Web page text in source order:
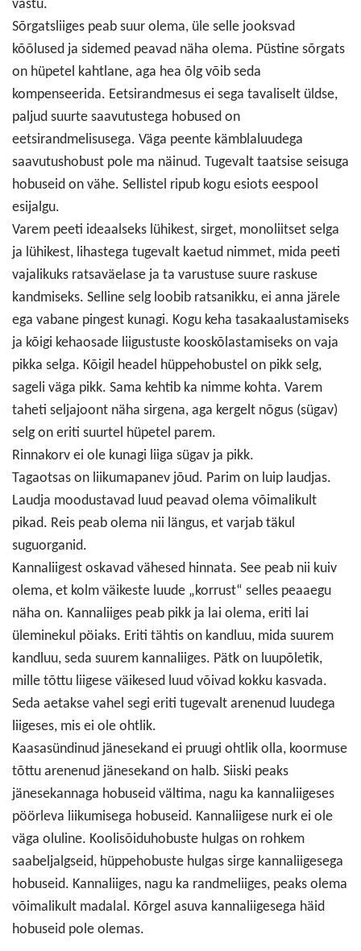
vastu.
Sõrgatsliiges peab suur olema, üle selle jooksvad
kõõlused ja sidemed peavad näha olema. Püstine sõrgats
on hüpetel kahtlane, aga hea õlg võib seda
kompenseerida. Eetsirandmesus ei sega tavaliselt üldse,
paljud suurte saavutustega hobused on
eetsirandmelisusega. Väga peente kämblaluudega
saavutushobust pole ma näinud. Tugevalt taatsise seisuga
hobuseid on vähe. Sellistel ripub kogu esiots eespool
esijalgu.
Varem peeti ideaalseks lühikest, sirget, monoliitset selga
ja lühikest, lihastega tugevalt kaetud nimmet, mida peeti
vajalikuks ratsaväelase ja ta varustuse suure raskuse
kandmiseks. Selline selg loobib ratsanikku, ei anna järele
ega vabane pingest kunagi. Kogu keha tasakaalustamiseks
ja kõigi kehaosade liigustuste kooskõlastamiseks on vaja
pikka selga. Kõigil headel hüppehobustel on pikk selg,
sageli väga pikk. Sama kehtib ka nimme kohta. Varem
taheti seljajoont näha sirgena, aga kergelt nõgus (sügav)
selg on eriti suurtel hüpetel parem.
Rinnakorv ei ole kunagi liiga sügav ja pikk.
Tagaotsas on liikumapanev jõud. Parim on luip laudjas.
Laudja moodustavad luud peavad olema võimalikult
pikad. Reis peab olema nii längus, et varjab täkul
suguorganid.
Kannaliigest oskavad vähesed hinnata. See peab nii kuiv
olema, et kolm väikeste luude „korrust“ selles peaaegu
näha on. Kannaliiges peab pikk ja lai olema, eriti lai
üleminekul pöiaks. Eriti tähtis on kandluu, mida suurem
kandluu, seda suurem kannaliiges. Pätk on luupõletik,
mille tõttu liigese väikesed luud võivad kokku kasvada.
Seda aetakse vahel segi eriti tugevalt arenenud luudega
liigeses, mis ei ole ohtlik.
Kaasasündinud jänesekand ei pruugi ohtlik olla, koormuse
tõttu arenenud jänesekand on halb. Siiski peaks
jänesekannaga hobuseid vältima, nagu ka kannaliigeses
pöörleva liikumisega hobuseid. Kannaliigese nurk ei ole
väga oluline. Koolisõiduhobuste hulgas on rohkem
saabeljalgseid, hüppehobuste hulgas sirge kannaliigesega
hobuseid. Kannaliiges, nagu ka randmeliiges, peaks olema
võimalikult madalal. Kõrgel asuva kannaliigesega häid
hobuseid pole olemas.